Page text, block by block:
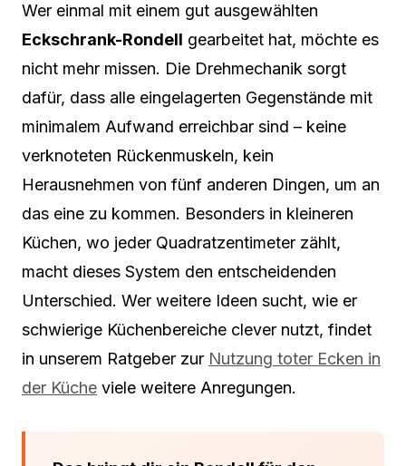
Wer einmal mit einem gut ausgewählten
Eckschrank-Rondell gearbeitet hat, möchte es
nicht mehr missen. Die Drehmechanik sorgt
dafür, dass alle eingelagerten Gegenstände mit
minimalem Aufwand erreichbar sind – keine
verknoteten Rückenmuskeln, kein
Herausnehmen von fünf anderen Dingen, um an
das eine zu kommen. Besonders in kleineren
Küchen, wo jeder Quadratzentimeter zählt,
macht dieses System den entscheidenden
Unterschied. Wer weitere Ideen sucht, wie er
schwierige Küchenbereiche clever nutzt, findet
in unserem Ratgeber zur Nutzung toter Ecken in
der Küche viele weitere Anregungen.